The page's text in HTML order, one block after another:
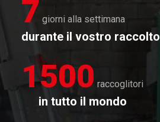
7 giorni alla settimana
durante il vostro raccolto
1500 raccoglitori
in tutto il mondo